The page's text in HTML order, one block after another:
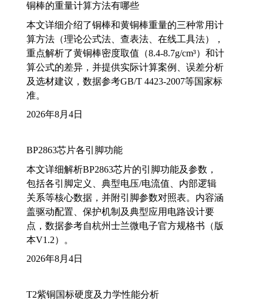
铜棒的重量计算方法有哪些
本文详细介绍了铜棒和黄铜棒重量的三种常用计
算方法（理论公式法、查表法、在线工具法），
重点解析了黄铜棒密度取值（8.4-8.7g/cm³）和计
算公式的差异，并提供实际计算案例、误差分析
及选材建议，数据参考GB/T 4423-2007等国家标
准。
2026年8月4日
BP2863芯片各引脚功能
本文详细解析BP2863芯片的引脚功能及参数，
包括各引脚定义、典型电压/电流值、内部逻辑
关系等核心数据，并附引脚参数对照表。内容涵
盖驱动配置、保护机制及典型应用电路设计要
点，数据参考自杭州士兰微电子官方规格书（版
本V1.2）。
2026年8月4日
T2紫铜国标硬度及力学性能分析